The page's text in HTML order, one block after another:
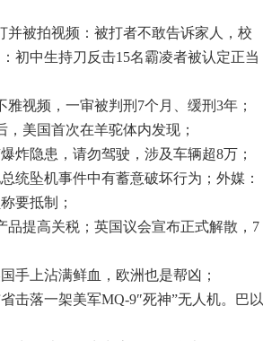
并被拍视频：被打者不敢告诉家人，校
初中生持刀反击15名霸凌者被认定正当
视频，一审被判刑7个月、缓刑3年；
美国首次在羊驼体内发现；
炸隐患，请勿驾驶，涉及车辆超8万；
统坠机事件中有蓄意破坏行为；外媒：
要抵制；
品提高关税；英国议会宣布正式解散，7
手上沾满鲜血，欧洲也是帮凶；
击落一架美军MQ-9″死神”无人机。巴以